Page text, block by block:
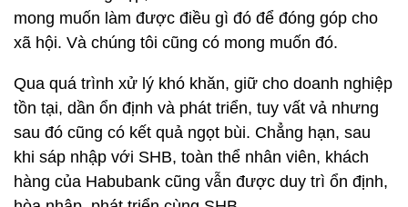
mong muốn làm được điều gì đó để đóng góp cho
xã hội. Và chúng tôi cũng có mong muốn đó.
Qua quá trình xử lý khó khăn, giữ cho doanh nghiệp
tồn tại, dần ổn định và phát triển, tuy vất vả nhưng
sau đó cũng có kết quả ngọt bùi. Chẳng hạn, sau
khi sáp nhập với SHB, toàn thể nhân viên, khách
hàng của Habubank cũng vẫn được duy trì ổn định,